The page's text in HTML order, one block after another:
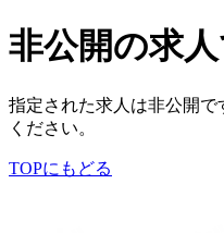
非公開の求
指定された求人は非公開
ください。
TOPにもどる